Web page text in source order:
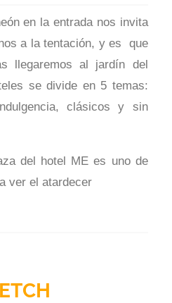
en la entrada nos invita
a la tentación, y es que
llegaremos al jardín del
se divide en 5 temas:
clásicos y sin
del hotel ME es uno de
ver el atardecer